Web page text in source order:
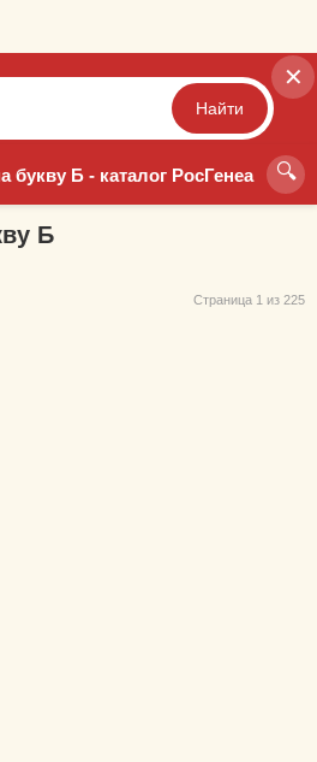
букву Б - каталог РосГенеа 🔍
✕
Найти
Неточный
Б
Страница 1 из 225